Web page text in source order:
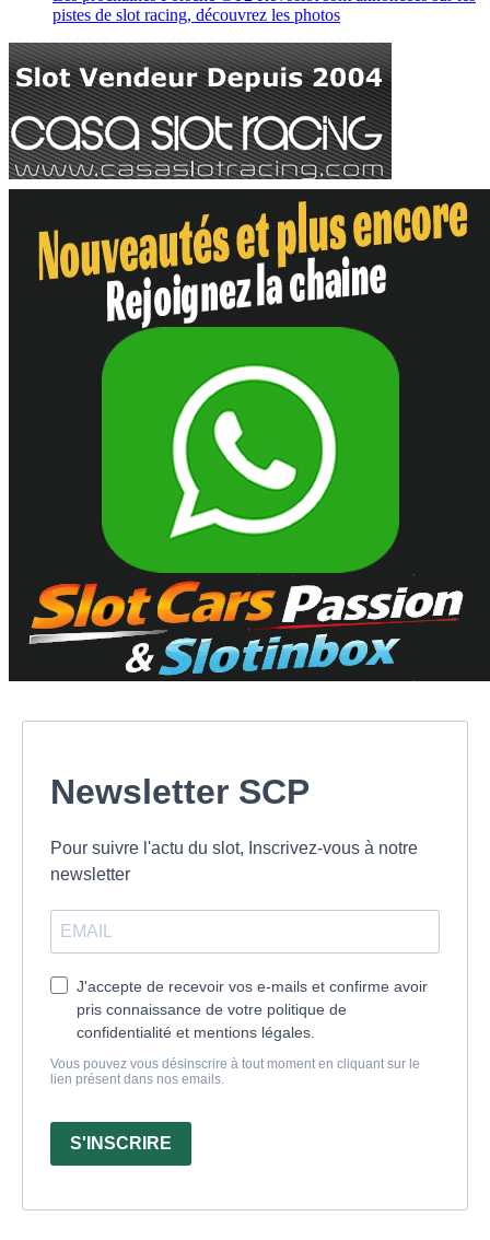
pistes de slot racing, découvrez les photos
Newsletter SCP
Pour suivre l'actu du slot, Inscrivez-vous à notre
newsletter
J'accepte de recevoir vos e-mails et confirme avoir
pris connaissance de votre politique de
confidentialité et mentions légales.
Vous pouvez vous désinscrire à tout moment en cliquant sur le
lien présent dans nos emails.
S'INSCRIRE